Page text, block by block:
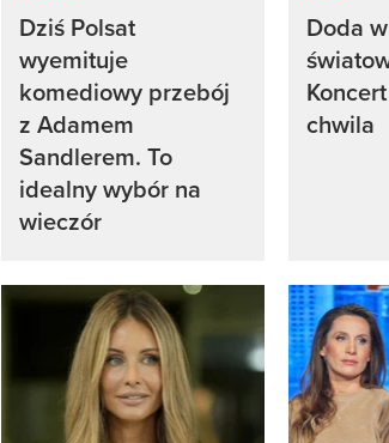
Dziś Polsat
wyemituje
komediowy przebój
z Adamem
Sandlerem. To
idealny wybór na
wieczór
Doda
chwila